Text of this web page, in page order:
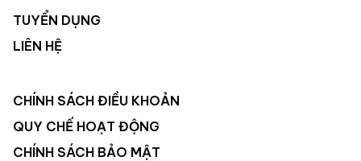
TUYỂN DỤNG
LIÊN HỆ
CHÍNH SÁCH ĐIỀU KHOẢN
QUY CHẾ HOẠT ĐỘNG
CHÍNH SÁCH BẢO MẬT